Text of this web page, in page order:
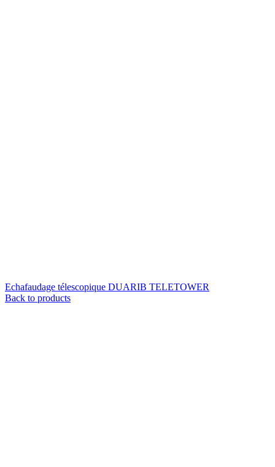
Echafaudage télescopique DUARIB TELETOWER
Back to products